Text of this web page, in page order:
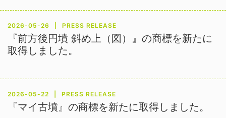
2026-05-26 PRESS RELEASE
『前方後円墳 斜め上（図）』の商標を新たに
取得しました。
2026-05-22 PRESS RELEASE
『マイ古墳』の商標を新たに取得しました。